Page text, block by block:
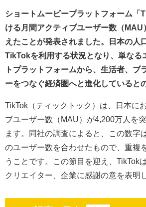
ショートムービープラットフォーム「
ける月間アクティブユーザー数（MAU
えたことが発表されました。日本の人
TikTokを利用する状況となり、単なる
トプラットフォームから、生活者、ブ
ーをつなぐ経済圏へと進化していると
TikTok（ティックトック）は、日本に
ブユーザー数（MAU）が4,200万人を
ます。同社の調査によると、この数字
のユーザー数を合わせたもので、重複
うことです。この節目を迎え、TikTok
クリエイター、企業に感謝の意を表明